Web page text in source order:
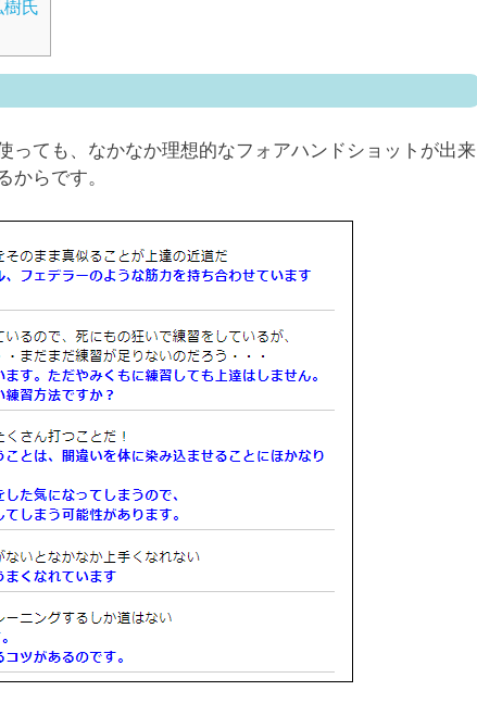
氏
っても、なかなか理想的なフォアハンドショットが出来
らです。